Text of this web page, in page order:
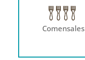
Comensales